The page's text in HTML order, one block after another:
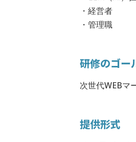
・経営者
・管理職
研修のゴー
次世代WEBマ
提供形式